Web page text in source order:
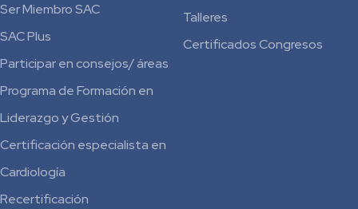
Ser Miembro SAC
SAC Plus
Participar en consejos/ áreas
Programa de Formación en
Liderazgo y Gestión
Certificación especialista en
Cardiología
Recertificación
Talleres
Certificados Congresos